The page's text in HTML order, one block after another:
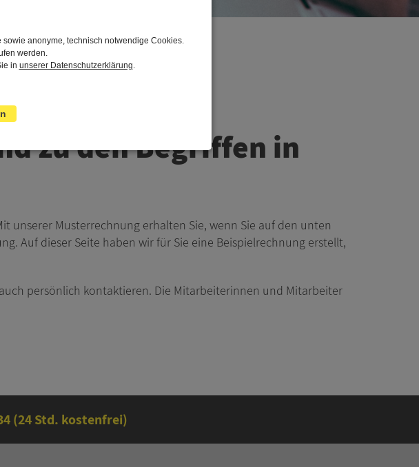
zu den Begriffen in
unserer Musterrechnung erhalten Sie, wenn Sie auf den unten
Auf dieser Seite haben wir für Sie eine Beispielrechnung erstellt,
persönlich kontaktieren. Die Mitarbeiterinnen und Mitarbeiter
(24 Std. kostenfrei)
anonyme, technisch notwendige Cookies.
werden.
in unserer Datenschutzerklärung